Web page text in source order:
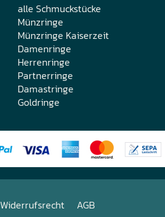
alle Schmuckstücke
Münzringe
Münzringe Kaiserzeit
Damenringe
Herrenringe
Partnerringe
Damastringe
Goldringe
Widerrufsrecht AGB